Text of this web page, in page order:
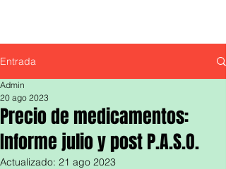
Entrada
Precio de medicamentos:
Informe julio y post P.A.S.O.
Admin
20 ago 2023
Actualizado: 21 ago 2023